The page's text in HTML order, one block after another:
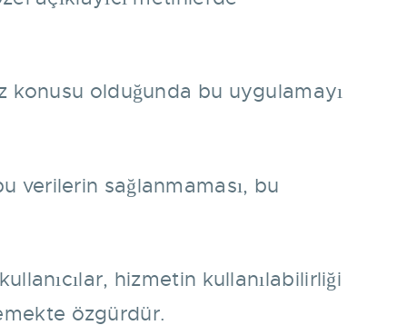
konusu olduğunda bu uygulamayı
verilerin sağlanmaması, bu
hizmetin kullanılabilirliği
özgürdür.